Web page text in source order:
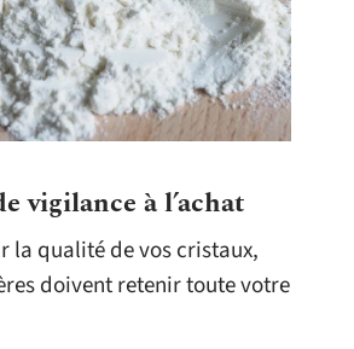
vigilance à l’achat
la qualité de vos cristaux,
doivent retenir toute votre